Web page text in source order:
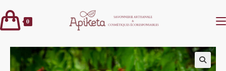
to
content
0